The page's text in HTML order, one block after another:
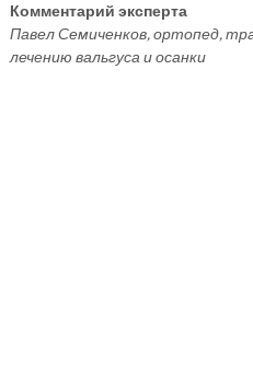
Комментарий эксперта
Павел Семиченков, ортопед,
лечению вальгуса и осанки